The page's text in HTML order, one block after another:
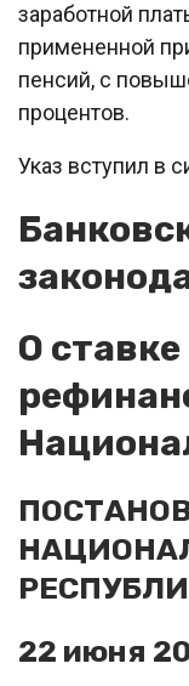
заработной
примененной
пенсий, с
процентов.
Указ вступил в
О ставке
22 июня